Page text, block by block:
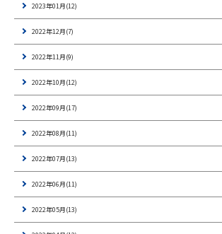
2023年01月(12)
2022年12月(7)
2022年11月(9)
2022年10月(12)
2022年09月(17)
2022年08月(11)
2022年07月(13)
2022年06月(11)
2022年05月(13)